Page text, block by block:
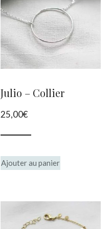
Julio – Collier
25,00€
Ajouter au panier